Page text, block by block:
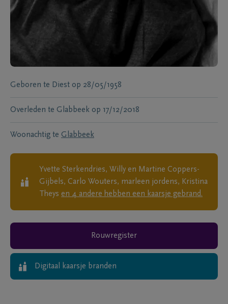
Geboren te Diest op 28/05/1958
Overleden te Glabbeek op 17/12/2018
Woonachtig te Glabbeek
Yvette Sterkendries, Willy en Martine Coppers-
Gijbels, Carlo Wouters, marleen jordens, Kristina
Theys en 4 andere hebben een kaarsje gebrand.
Rouwregister
Digitaal kaarsje branden